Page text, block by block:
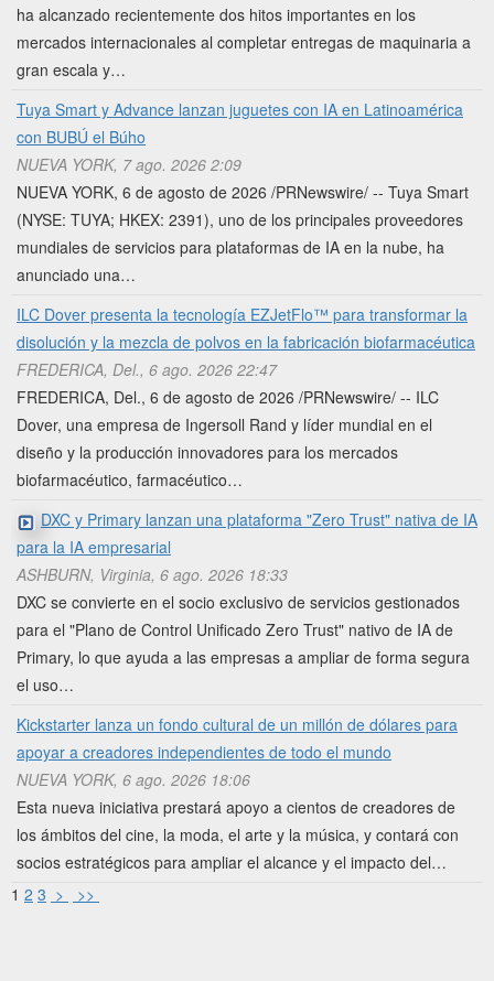
ha alcanzado recientemente dos hitos importantes en los
mercados internacionales al completar entregas de maquinaria a
gran escala y…
Tuya Smart y Advance lanzan juguetes con IA en Latinoamérica
con BUBÚ el Búho
NUEVA YORK, 7 ago. 2026 2:09
NUEVA YORK, 6 de agosto de 2026 /PRNewswire/ -- Tuya Smart
(NYSE: TUYA; HKEX: 2391), uno de los principales proveedores
mundiales de servicios para plataformas de IA en la nube, ha
anunciado una…
ILC Dover presenta la tecnología EZJetFlo™ para transformar la
disolución y la mezcla de polvos en la fabricación biofarmacéutica
FREDERICA, Del., 6 ago. 2026 22:47
FREDERICA, Del., 6 de agosto de 2026 /PRNewswire/ -- ILC
Dover, una empresa de Ingersoll Rand y líder mundial en el
diseño y la producción innovadores para los mercados
biofarmacéutico, farmacéutico…
DXC y Primary lanzan una plataforma "Zero Trust" nativa de IA
para la IA empresarial
ASHBURN, Virginia, 6 ago. 2026 18:33
DXC se convierte en el socio exclusivo de servicios gestionados
para el "Plano de Control Unificado Zero Trust" nativo de IA de
Primary, lo que ayuda a las empresas a ampliar de forma segura
el uso…
Kickstarter lanza un fondo cultural de un millón de dólares para
apoyar a creadores independientes de todo el mundo
NUEVA YORK, 6 ago. 2026 18:06
Esta nueva iniciativa prestará apoyo a cientos de creadores de
los ámbitos del cine, la moda, el arte y la música, y contará con
socios estratégicos para ampliar el alcance y el impacto del…
1 2 3 > >>